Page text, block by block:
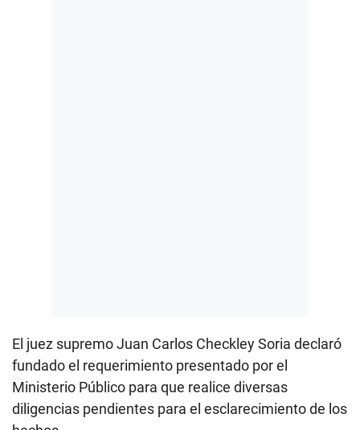
El juez supremo Juan Carlos Checkley Soria declaró
fundado el requerimiento presentado por el
Ministerio Público para que realice diversas
diligencias pendientes para el esclarecimiento de los